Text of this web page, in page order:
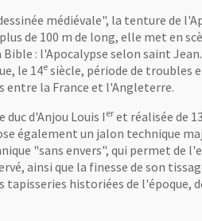
médiévale", la tenture de
de 100 m de long, elle met en
: l'Apocalypse selon saint
le 14e siècle, période de troubles
entre la France et l'Angleterre.
duc d'Anjou Louis I er et réalisée de
également un jalon technique
"sans envers", qui permet de
ainsi que la finesse de son
tapisseries historiées de l'époque,